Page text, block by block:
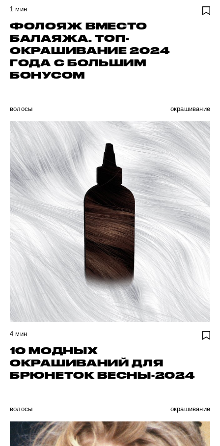
1 мин
ФОЛОЯЖ ВМЕСТО
БАЛАЯЖА. ТОП-
ОКРАШИВАНИЕ 2024
ГОДА С БОЛЬШИМ
БОНУСОМ
волосы окрашивание
4 мин
10 МОДНЫХ
ОКРАШИВАНИЙ ДЛЯ
БРЮНЕТОК ВЕСНЫ-2024
волосы окрашивание